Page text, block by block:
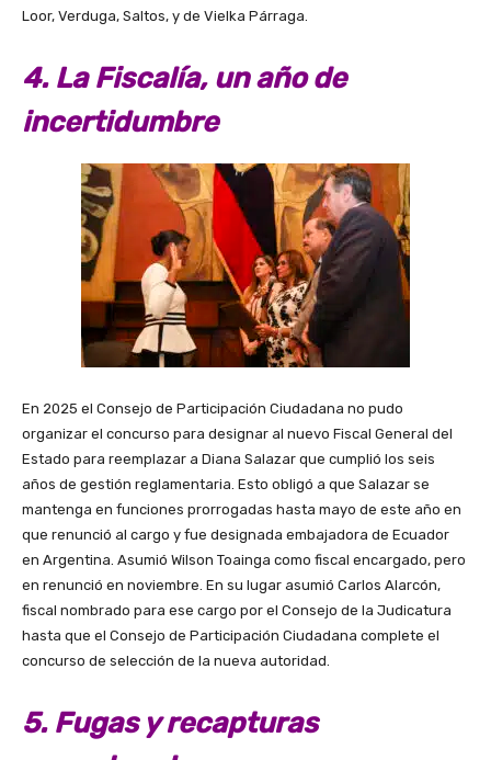
Loor, Verduga, Saltos, y de Vielka Párraga.
4. La Fiscalía, un año de
incertidumbre
En 2025 el Consejo de Participación Ciudadana no pudo
organizar el concurso para designar al nuevo Fiscal General del
Estado para reemplazar a Diana Salazar que cumplió los seis
años de gestión reglamentaria. Esto obligó a que Salazar se
mantenga en funciones prorrogadas hasta mayo de este año en
que renunció al cargo y fue designada embajadora de Ecuador
en Argentina. Asumió Wilson Toainga como fiscal encargado, pero
en renunció en noviembre. En su lugar asumió Carlos Alarcón,
fiscal nombrado para ese cargo por el Consejo de la Judicatura
hasta que el Consejo de Participación Ciudadana complete el
concurso de selección de la nueva autoridad.
5. Fugas y recapturas